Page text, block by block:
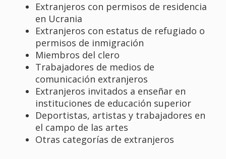
Extranjeros con permisos de residencia
en Ucrania
Extranjeros con estatus de refugiado o
permisos de inmigración
Miembros del clero
Trabajadores de medios de
comunicación extranjeros
Extranjeros invitados a enseñar en
instituciones de educación superior
Deportistas, artistas y trabajadores en
el campo de las artes
Otras categorías de extranjeros